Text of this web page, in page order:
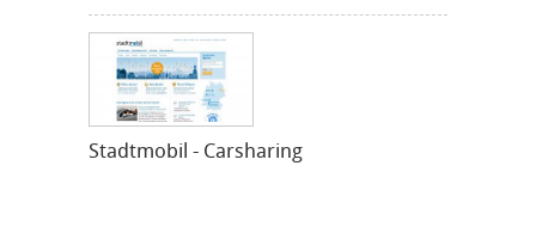
Stadtmobil - Carsharing